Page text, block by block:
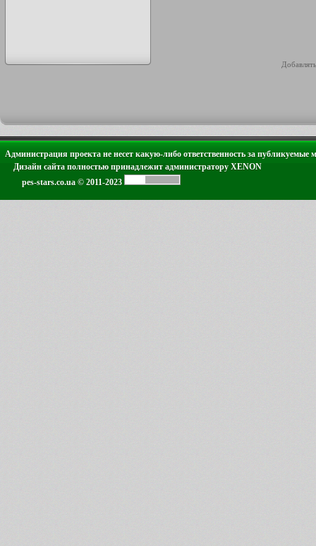
Администрация проекта не несет какую-либо ответственность за публикуемые
Дизайн сайта полностью принадлежит администратору XENON
pes-stars.co.ua © 2011-2023